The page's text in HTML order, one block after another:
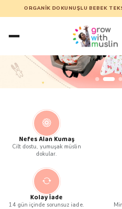
ORGANIK DOKUNUŞLU BEBEK
Nefes Alan Kumaş
Cilt dostu, yumuşak müslin
dokular.
Kolay İade
14 gün içinde sorunsuz iade.